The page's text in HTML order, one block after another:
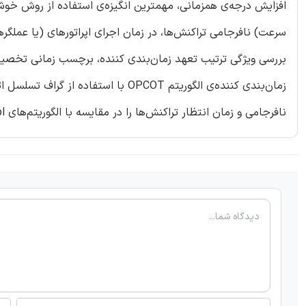
سرعت) نافرجامی تراکنش‌ها، در زمان اجرای اپراتورهای (یا
بررسی ویژگی ترتیب تعهد زمان‌بندی کننده، برچسب زمانی
نافرجامی و زمان انتظار تراکنش‌ها را در مقایسه با الگوریتم‌های 2pl و خوشبینانه کاهش می‌دهد.